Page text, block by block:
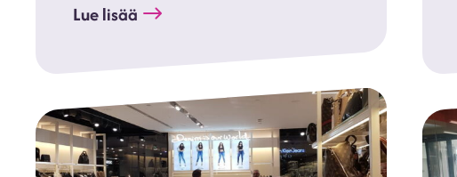
Lue lisää